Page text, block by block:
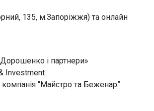
135, м.Запоріжжя) та онлайн
і партнери»
Investment
“Майстро та Беженар”